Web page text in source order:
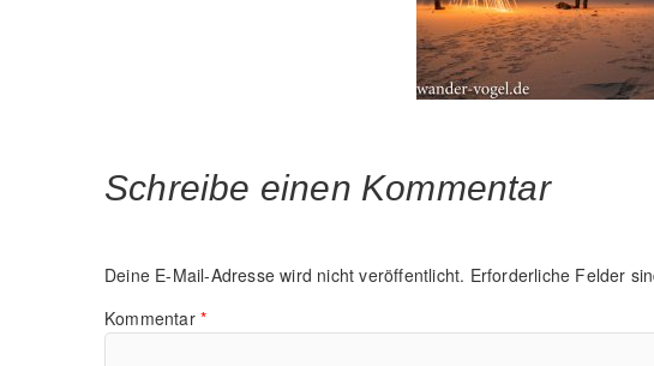
Schreibe einen Kommentar
Deine E-Mail-Adresse wird nicht veröffentlicht. Erforderliche Felder
Kommentar *